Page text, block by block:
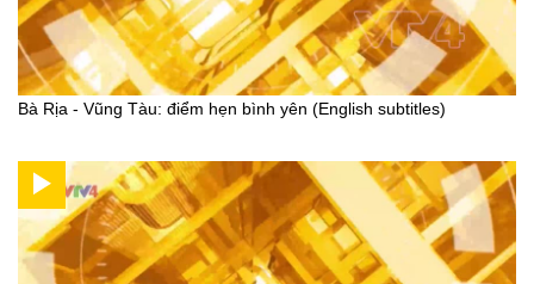
Bà Rịa - Vũng Tàu: điểm hẹn bình yên (English subtitles)